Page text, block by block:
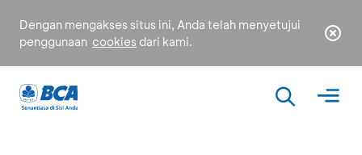
Dengan mengakses situs ini, Anda telah menyetujui
penggunaan cookies dari kami.